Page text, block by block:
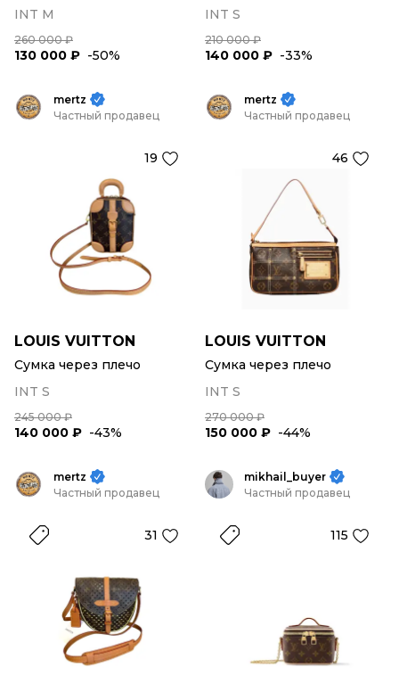
INT M
260 000 ₽
130 000 ₽ -50%
INT S
210 000 ₽
140 000 ₽ -33%
mertz
Частный продавец
19
LOUIS VUITTON
Сумка через плечо
INT S
245 000 ₽
140 000 ₽ -43%
mertz
Частный продавец
46
LOUIS VUITTON
Сумка через плечо
INT S
270 000 ₽
150 000 ₽ -44%
mertz
Частный продавец
31
mikhail_buyer
Частный продавец
115